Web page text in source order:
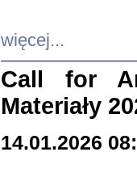
więcej...
Call for
Materiały
14.01.2026